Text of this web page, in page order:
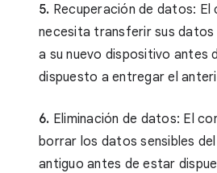
5. Recuperación de datos: El
necesita transferir sus datos
a su nuevo dispositivo antes
dispuesto a entregar el
6. Eliminación de datos: El
borrar los datos sensibles
antiguo antes de estar